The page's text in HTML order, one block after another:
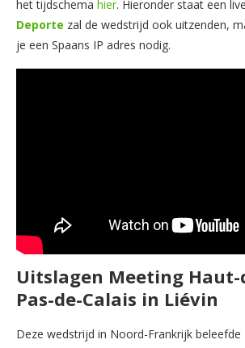
het tijdschema hier. Hieronder staat een
Deporte zal de wedstrijd ook uitzenden,
je een Spaans IP adres nodig.
Uitslagen Meeting Haut-
Pas-de-Calais in Liévin
Deze wedstrijd in Noord-Frankrijk beleefde